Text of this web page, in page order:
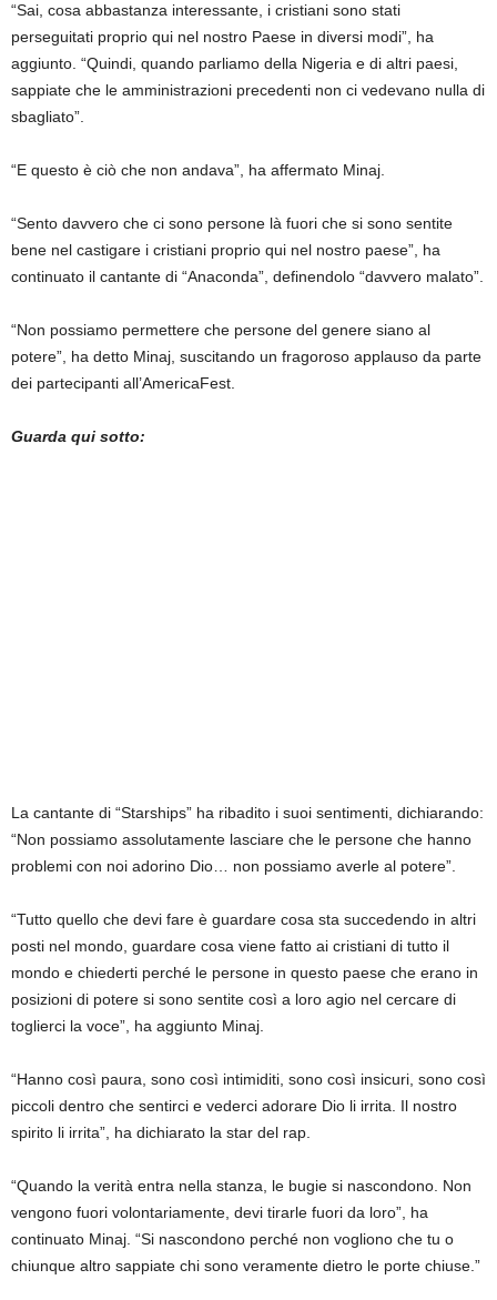
“Sai, cosa abbastanza interessante, i cristiani sono stati
perseguitati proprio qui nel nostro Paese in diversi modi”, ha
aggiunto. “Quindi, quando parliamo della Nigeria e di altri paesi,
sappiate che le amministrazioni precedenti non ci vedevano nulla di
sbagliato”.
“E questo è ciò che non andava”, ha affermato Minaj.
“Sento davvero che ci sono persone là fuori che si sono sentite
bene nel castigare i cristiani proprio qui nel nostro paese”, ha
continuato il cantante di “Anaconda”, definendolo “davvero malato”.
“Non possiamo permettere che persone del genere siano al
potere”, ha detto Minaj, suscitando un fragoroso applauso da parte
dei partecipanti all’AmericaFest.
Guarda qui sotto:
La cantante di “Starships” ha ribadito i suoi sentimenti, dichiarando:
“Non possiamo assolutamente lasciare che le persone che hanno
problemi con noi adorino Dio… non possiamo averle al potere”.
“Tutto quello che devi fare è guardare cosa sta succedendo in altri
posti nel mondo, guardare cosa viene fatto ai cristiani di tutto il
mondo e chiederti perché le persone in questo paese che erano in
posizioni di potere si sono sentite così a loro agio nel cercare di
toglierci la voce”, ha aggiunto Minaj.
“Hanno così paura, sono così intimiditi, sono così insicuri, sono così
piccoli dentro che sentirci e vederci adorare Dio li irrita. Il nostro
spirito li irrita”, ha dichiarato la star del rap.
“Quando la verità entra nella stanza, le bugie si nascondono. Non
vengono fuori volontariamente, devi tirarle fuori da loro”, ha
continuato Minaj. “Si nascondono perché non vogliono che tu o
chiunque altro sappiate chi sono veramente dietro le porte chiuse.”